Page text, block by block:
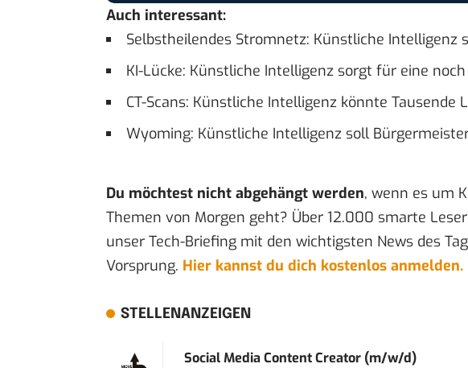
Auch interessant:
Selbstheilendes Stromnetz: Künstliche Intelligenz
KI-Lücke: Künstliche Intelligenz sorgt für eine
CT-Scans: Künstliche Intelligenz könnte Tausende
Wyoming: Künstliche Intelligenz soll
Du möchtest nicht abgehängt werden, wenn es um
Themen von Morgen geht? Über 12.000 smarte Leser
unser Tech-Briefing mit den wichtigsten News des
Vorsprung. Hier kannst du dich kostenlos anmelden.
STELLENANZEIGEN
Social Media Content Creator (m/w/d)